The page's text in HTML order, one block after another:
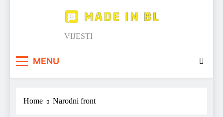
Made in BL
VIJESTI
MENU
Home Narodni front